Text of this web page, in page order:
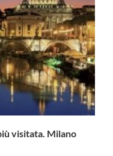
visitata. Milano